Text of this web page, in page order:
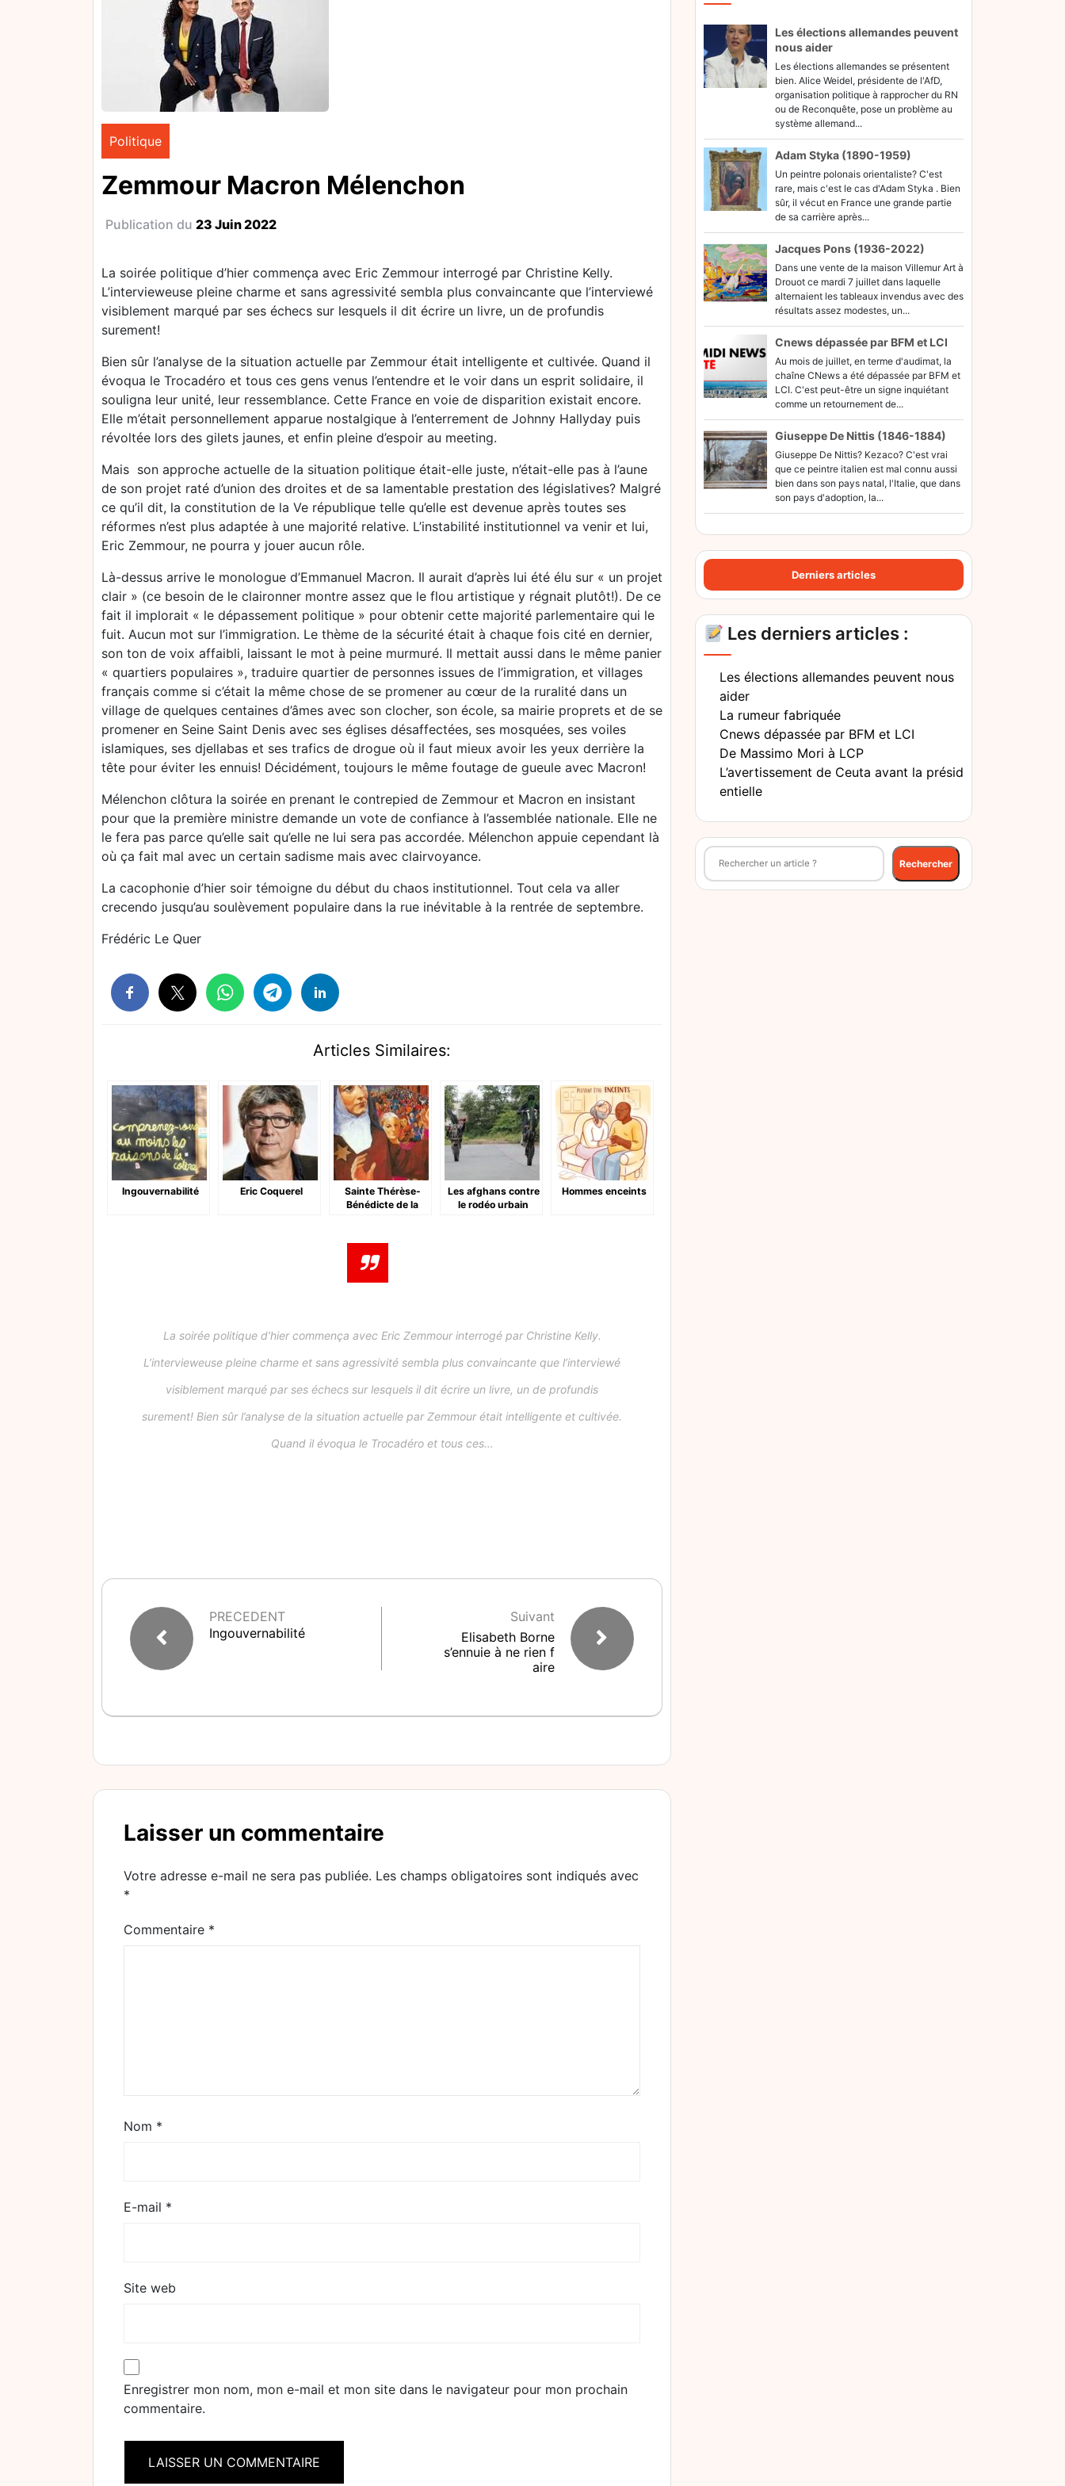
Politique
Zemmour Macron Mélenchon
Publication du 23 Juin 2022
La soirée politique d’hier commença avec Eric Zemmour interrogé par Christine Kelly.
L’intervieweuse pleine charme et sans agressivité sembla plus convaincante que l’interviewé
visiblement marqué par ses échecs sur lesquels il dit écrire un livre, un de profundis
surement!
Bien sûr l’analyse de la situation actuelle par Zemmour était intelligente et cultivée. Quand il
évoqua le Trocadéro et tous ces gens venus l’entendre et le voir dans un esprit solidaire, il
souligna leur unité, leur ressemblance. Cette France en voie de disparition existait encore.
Elle m’était personnellement apparue nostalgique à l’enterrement de Johnny Hallyday puis
révoltée lors des gilets jaunes, et enfin pleine d’espoir au meeting.
Mais son approche actuelle de la situation politique était-elle juste, n’était-elle pas à l’aune
de son projet raté d’union des droites et de sa lamentable prestation des législatives? Malgré
ce qu’il dit, la constitution de la Ve république telle qu’elle est devenue après toutes ses
réformes n’est plus adaptée à une majorité relative. L’instabilité institutionnel va venir et lui,
Eric Zemmour, ne pourra y jouer aucun rôle.
Là-dessus arrive le monologue d’Emmanuel Macron. Il aurait d’après lui été élu sur « un projet
clair » (ce besoin de le claironner montre assez que le flou artistique y régnait plutôt!). De ce
fait il implorait « le dépassement politique » pour obtenir cette majorité parlementaire qui le
fuit. Aucun mot sur l’immigration. Le thème de la sécurité était à chaque fois cité en dernier,
son ton de voix affaibli, laissant le mot à peine murmuré. Il mettait aussi dans le même panier
« quartiers populaires », traduire quartier de personnes issues de l’immigration, et villages
français comme si c’était la même chose de se promener au cœur de la ruralité dans un
village de quelques centaines d’âmes avec son clocher, son école, sa mairie proprets et de se
promener en Seine Saint Denis avec ses églises désaffectées, ses mosquées, ses voiles
islamiques, ses djellabas et ses trafics de drogue où il faut mieux avoir les yeux derrière la
tête pour éviter les ennuis! Décidément, toujours le même foutage de gueule avec Macron!
Mélenchon clôtura la soirée en prenant le contrepied de Zemmour et Macron en insistant
pour que la première ministre demande un vote de confiance à l’assemblée nationale. Elle ne
le fera pas parce qu’elle sait qu’elle ne lui sera pas accordée. Mélenchon appuie cependant là
où ça fait mal avec un certain sadisme mais avec clairvoyance.
La cacophonie d’hier soir témoigne du début du chaos institutionnel. Tout cela va aller
crecendo jusqu’au soulèvement populaire dans la rue inévitable à la rentrée de septembre.
Frédéric Le Quer
Articles Similaires:
Ingouvernabilité Eric Coquerel
Sainte Thérèse-
Bénédicte de la
Les afghans contre
le rodéo urbain
Hommes enceints
La soirée politique d’hier commença avec Eric Zemmour interrogé par Christine Kelly.
L’intervieweuse pleine charme et sans agressivité sembla plus convaincante que l’interviewé
visiblement marqué par ses échecs sur lesquels il dit écrire un livre, un de profundis
surement! Bien sûr l’analyse de la situation actuelle par Zemmour était intelligente et cultivée.
Quand il évoqua le Trocadéro et tous ces…
PRECEDENT
Ingouvernabilité
Suivant
Elisabeth Borne
s’ennuie à ne rien f
aire
Laisser un commentaire
Votre adresse e-mail ne sera pas publiée. Les champs obligatoires sont indiqués avec
*
Commentaire *
Nom *
E-mail *
Site web
Enregistrer mon nom, mon e-mail et mon site dans le navigateur pour mon prochain
commentaire.
Les élections allemandes peuvent
nous aider
Les élections allemandes se présentent
bien. Alice Weidel, présidente de l'AfD,
organisation politique à rapprocher du RN
ou de Reconquête, pose un problème au
système allemand...
Adam Styka (1890-1959)
Un peintre polonais orientaliste? C'est
rare, mais c'est le cas d'Adam Styka . Bien
sûr, il vécut en France une grande partie
de sa carrière après...
Jacques Pons (1936-2022)
Dans une vente de la maison Villemur Art à
Drouot ce mardi 7 juillet dans laquelle
alternaient les tableaux invendus avec des
résultats assez modestes, un...
Cnews dépassée par BFM et LCI
Au mois de juillet, en terme d'audimat, la
chaîne CNews a été dépassée par BFM et
LCI. C'est peut-être un signe inquiétant
comme un retournement de...
Giuseppe De Nittis (1846-1884)
Giuseppe De Nittis? Kezaco? C'est vrai
que ce peintre italien est mal connu aussi
bien dans son pays natal, l'Italie, que dans
son pays d'adoption, la...
Derniers articles
Les derniers articles :
Les élections allemandes peuvent nous
aider
La rumeur fabriquée
Cnews dépassée par BFM et LCI
De Massimo Mori à LCP
L’avertissement de Ceuta avant la présid
entielle
Rechercher
Rechercher